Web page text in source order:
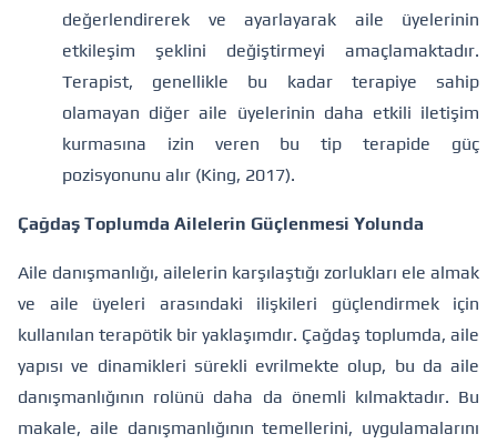
değerlendirerek ve ayarlayarak aile üyelerinin
etkileşim şeklini değiştirmeyi amaçlamaktadır.
Terapist, genellikle bu kadar terapiye sahip
olamayan diğer aile üyelerinin daha etkili iletişim
kurmasına izin veren bu tip terapide güç
pozisyonunu alır (King, 2017).
Çağdaş Toplumda Ailelerin Güçlenmesi Yolunda
Aile danışmanlığı, ailelerin karşılaştığı zorlukları ele almak
ve aile üyeleri arasındaki ilişkileri güçlendirmek için
kullanılan terapötik bir yaklaşımdır. Çağdaş toplumda, aile
yapısı ve dinamikleri sürekli evrilmekte olup, bu da aile
danışmanlığının rolünü daha da önemli kılmaktadır. Bu
makale, aile danışmanlığının temellerini, uygulamalarını